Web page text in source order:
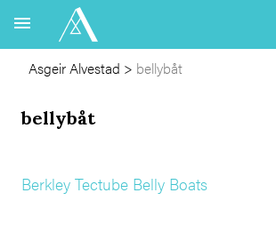
Asgeir Alvestad > bellybåt
bellybåt
Berkley Tectube Belly Boats